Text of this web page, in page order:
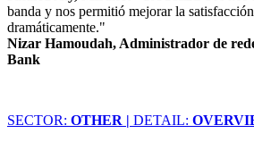
banda y nos permitió mejorar la
dramáticamente."
Nizar Hamoudah, Administrador de
Bank
SECTOR: OTHER | DETAIL: